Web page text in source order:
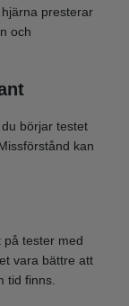
presterar
och
börjar testet
kan
på tester med
vara bättre att
tid finns.